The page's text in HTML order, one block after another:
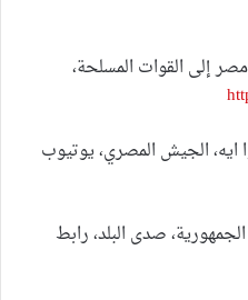
إلى القوات المسلحة،
ايه، الجيش المصري، يوتيوب
صدى البلد، رابط